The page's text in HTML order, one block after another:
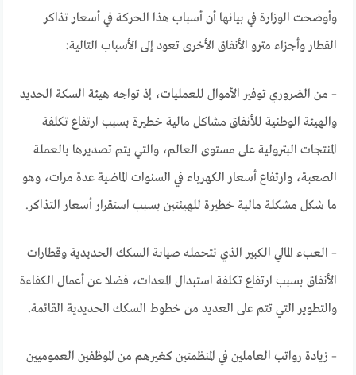
وأوضحت الوزارة في بيانها أن أسباب هذا الحركة في أسعار تذاكر
القطار وأجزاء مترو الأنفاق الأخرى تعود إلى الأسباب التالية:
– من الضروري توفير الأموال للعمليات، إذ تواجه هيئة السكة الحديد
والهيئة الوطنية للأنفاق مشاكل مالية خطيرة بسبب ارتفاع تكلفة
المنتجات البترولية على مستوى العالم، والتي يتم تصديرها بالعملة
الصعبة، وارتفاع أسعار الكهرباء في السنوات الماضية عدة مرات، وهو
ما شكل مشكلة مالية خطيرة للهيئتين بسبب استقرار أسعار التذاكر.
– العبء المالي الكبير الذي تتحمله صيانة السكك الحديدية وقطارات
الأنفاق بسبب ارتفاع تكلفة استبدال المعدات، فضلا عن أعمال الكفاءة
والتطوير التي تتم على العديد من خطوط السكك الحديدية القائمة.
– زيادة رواتب العاملين في المنظمتين كغيرهم من الموظفين العموميين